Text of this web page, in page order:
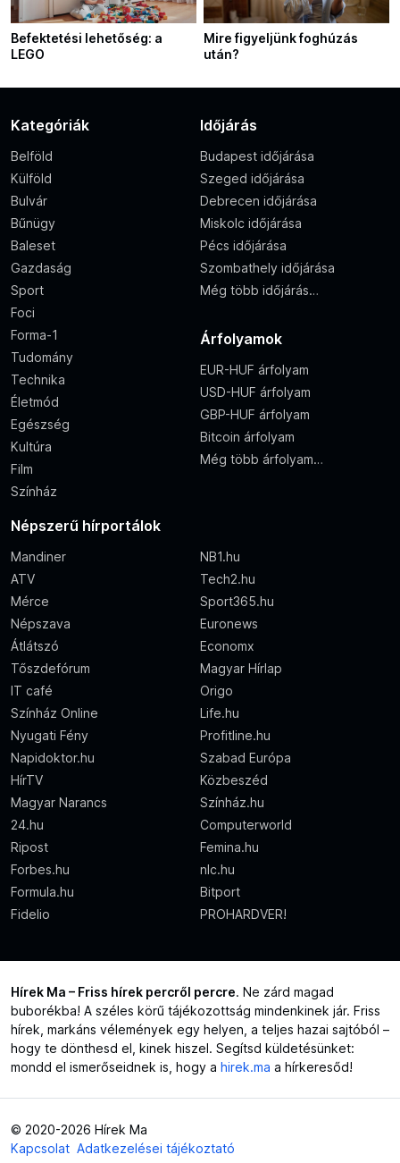
Befektetési lehetőség: a
LEGO
Mire figyeljünk foghúzás
után?
Kategóriák
Belföld
Külföld
Bulvár
Bűnügy
Baleset
Gazdaság
Sport
Foci
Forma-1
Tudomány
Technika
Életmód
Egészség
Kultúra
Film
Színház
Időjárás
Budapest időjárása
Szeged időjárása
Debrecen időjárása
Miskolc időjárása
Pécs időjárása
Szombathely időjárása
Még több időjárás…
Árfolyamok
EUR-HUF árfolyam
USD-HUF árfolyam
GBP-HUF árfolyam
Bitcoin árfolyam
Még több árfolyam…
Népszerű hírportálok
Mandiner
NB1.hu
ATV
Tech2.hu
Mérce
Sport365.hu
Népszava
Euronews
Átlátszó
Economx
Tőszdefórum
Magyar Hírlap
IT café
Origo
Színház Online
Life.hu
Nyugati Fény
Profitline.hu
Napidoktor.hu
Szabad Európa
HírTV
Közbeszéd
Magyar Narancs
Színház.hu
24.hu
Computerworld
Ripost
Femina.hu
Forbes.hu
nlc.hu
Formula.hu
Bitport
Fidelio
PROHARDVER!
Hírek Ma – Friss hírek percről percre. Ne zárd magad
buborékba! A széles körű tájékozottság mindenkinek jár. Friss
hírek, markáns vélemények egy helyen, a teljes hazai sajtóból –
hogy te dönthesd el, kinek hiszel. Segítsd küldetésünket:
mondd el ismerőseidnek is, hogy a hirek.ma a hírkeresőd!
© 2020-2026 Hírek Ma
Kapcsolat Adatkezelései tájékoztató